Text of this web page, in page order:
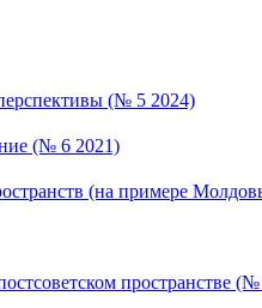
(№ 5 2024)
(№ 6 2021)
(на примере
пространстве